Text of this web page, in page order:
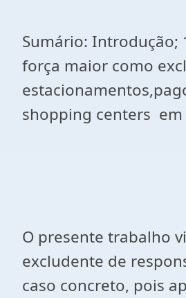
Sumário:
força maior como
shopping centers em
O presente trabalho
excludente de
caso concreto, pois